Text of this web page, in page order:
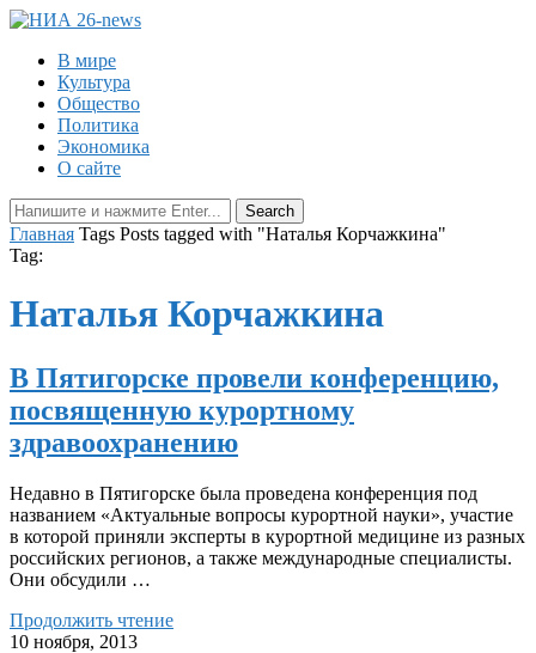
В мире
Культура
Общество
Политика
Экономика
О сайте
Главная Tags Posts tagged with "Наталья Корчажкина"
Tag:
Наталья Корчажкина
В Пятигорске провели конференцию,
посвященную курортному
здравоохранению
Недавно в Пятигорске была проведена конференция под
названием «Актуальные вопросы курортной науки», участие
в которой приняли эксперты в курортной медицине из разных
российских регионов, а также международные специалисты.
Они обсудили …
Продолжить чтение
10 ноября, 2013